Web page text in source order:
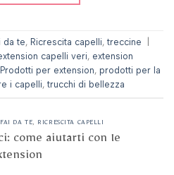
da te, Ricrescita capelli, treccine
capelli veri, extension
Prodotti per extension, prodotti per la
i capelli, trucchi di bellezza
FAI DA TE, RICRESCITA CAPELLI
come aiutarti con le